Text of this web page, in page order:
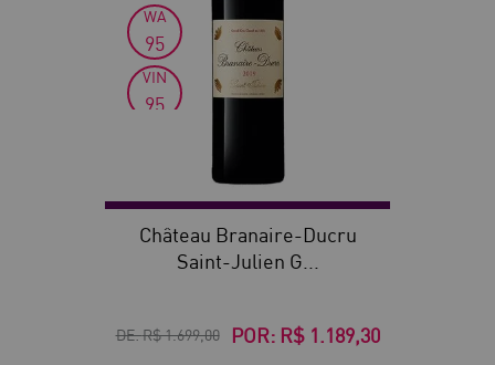
WA
95
VIN
95
Château Branaire-Ducru
Saint-Julien G...
DE:R$ 1.699,00 POR: R$ 1.189,30